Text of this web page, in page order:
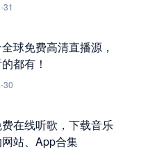
31
球免费高清直播源，
都有！
30
在线听歌，下载音乐
站、App合集